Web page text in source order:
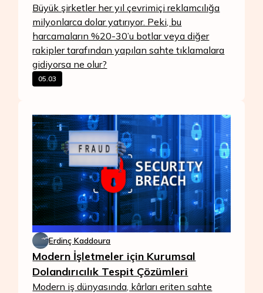
Büyük şirketler her yıl çevrimiçi reklamcılığa
milyonlarca dolar yatırıyor. Peki, bu
harcamaların %20-30’u botlar veya diğer
rakipler tarafından yapılan sahte tıklamalara
gidiyorsa ne olur?
05.03
Erdinç Kaddoura
Modern İşletmeler için Kurumsal
Dolandırıcılık Tespit Çözümleri
Modern iş dünyasında, kârları eriten sahte